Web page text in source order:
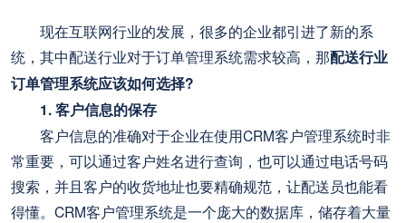
现在互联网行业的发展，很多的企业都引进了新的系
统，其中配送行业对于订单管理系统需求较高，那配送行业
订单管理系统应该如何选择?
1. 客户信息的保存
客户信息的准确对于企业在使用CRM客户管理系统时非
常重要，可以通过客户姓名进行查询，也可以通过电话号码
搜索，并且客户的收货地址也要精确规范，让配送员也能看
得懂。CRM客户管理系统是一个庞大的数据库，储存着大量